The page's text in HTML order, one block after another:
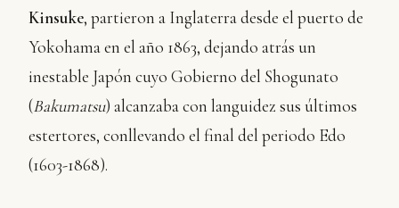
Kinsuke, partieron a Inglaterra desde el puerto de
Yokohama en el año 1863, dejando atrás un
inestable Japón cuyo Gobierno del Shogunato
(Bakumatsu) alcanzaba con languidez sus últimos
estertores, conllevando el final del periodo Edo
(1603-1868).